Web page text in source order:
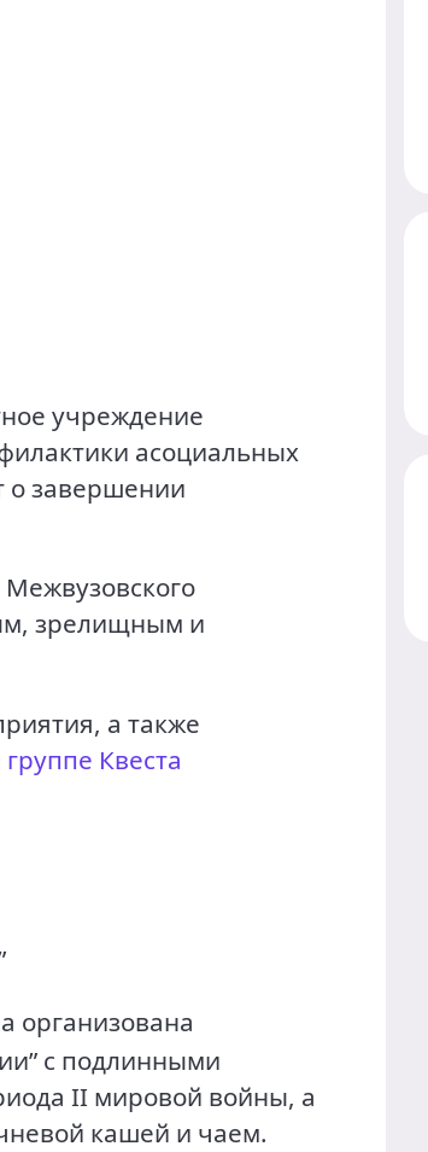
учреждение
асоциальных
о завершении
зрелищным и
а также
Квеста
организована
с подлинными
II мировой войны, а
кашей и чаем.